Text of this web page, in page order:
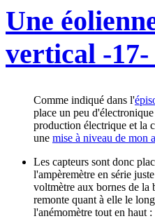
Une
vertical -
Comme indiqué dans l'
place un peu
production électrique et la
une mise à niveau de mon
Les capteurs sont donc
l'ampèremètre en série
voltmètre aux bornes de la
remonte quant à elle le
l'anémomètre tout en haut :